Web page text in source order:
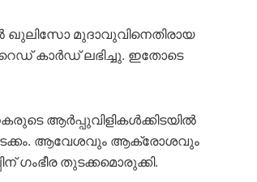
ഖുലിസോ മുദാവുവിനെതിരായ
കാർഡ് ലഭിച്ചു. ഇതോടെ
ആർപ്പുവിളികൾക്കിടയിൽ
ആവേശവും ആക്രോശവും
ഗംഭീര തുടക്കമൊരുക്കി.